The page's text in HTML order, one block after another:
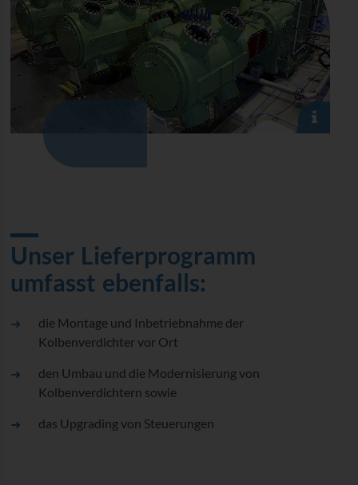
Unser Lieferprogramm
umfasst ebenfalls:
die Montage und Inbetriebnahme der
Kolbenverdichter vor Ort
den Umbau und die Modernisierung von
Kolbenverdichtern sowie
das Upgrading von Steuerungen